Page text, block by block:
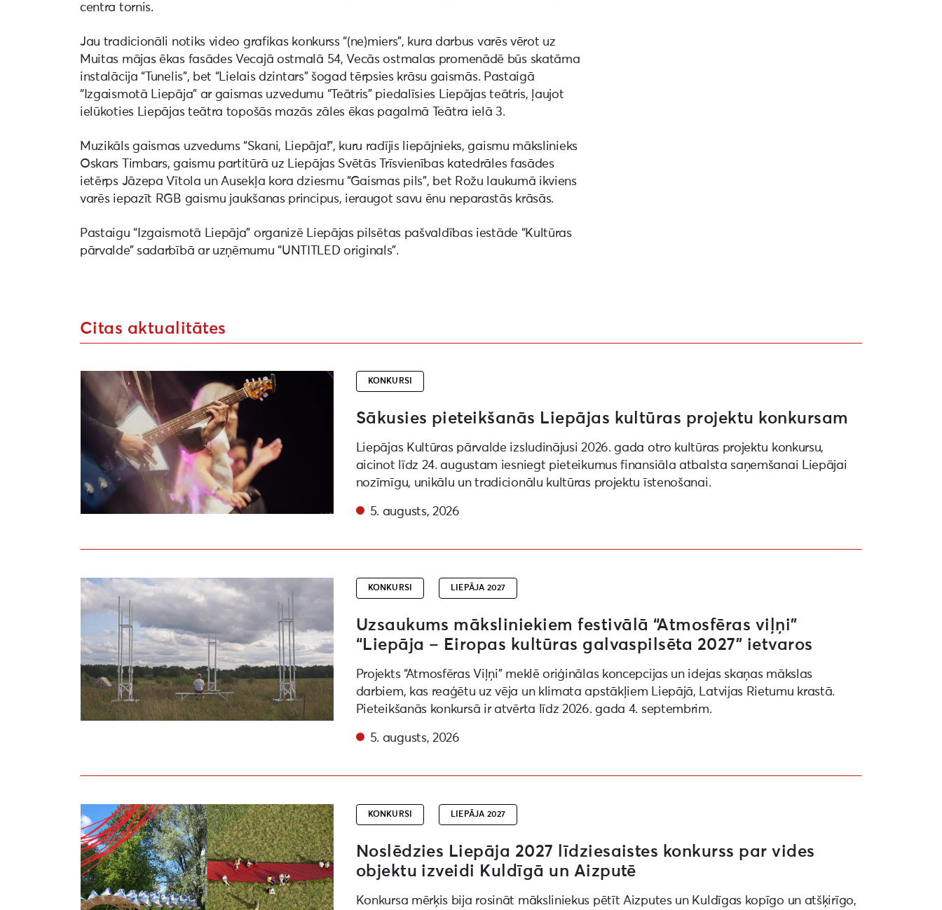
centra tornis.
Jau tradicionāli notiks video grafikas konkurss “(ne)miers”, kura darbus varēs vērot uz
Muitas mājas ēkas fasādes Vecajā ostmalā 54, Vecās ostmalas promenādē būs skatāma
instalācija “Tunelis”, bet “Lielais dzintars” šogad tērpsies krāsu gaismās. Pastaigā
“Izgaismotā Liepāja” ar gaismas uzvedumu “Teātris” piedalīsies Liepājas teātris, ļaujot
ielūkoties Liepājas teātra topošās mazās zāles ēkas pagalmā Teātra ielā 3.
Muzikāls gaismas uzvedums “Skani, Liepāja!”, kuru radījis liepājnieks, gaismu mākslinieks
Oskars Timbars, gaismu partitūrā uz Liepājas Svētās Trīsvienības katedrāles fasādes
ietērps Jāzepa Vītola un Ausekļa kora dziesmu “Gaismas pils”, bet Rožu laukumā ikviens
varēs iepazīt RGB gaismu jaukšanas principus, ieraugot savu ēnu neparastās krāsās.
Pastaigu “Izgaismotā Liepāja” organizē Liepājas pilsētas pašvaldības iestāde “Kultūras
pārvalde” sadarbībā ar uzņēmumu “UNTITLED originals”.‍
Citas aktualitātes
KONKURSI
Sākusies pieteikšanās Liepājas kultūras projektu konkursam
Liepājas Kultūras pārvalde izsludinājusi 2026. gada otro kultūras projektu konkursu,
aicinot līdz 24. augustam iesniegt pieteikumus finansiāla atbalsta saņemšanai Liepājai
nozīmīgu, unikālu un tradicionālu kultūras projektu īstenošanai.
5. augusts, 2026
KONKURSI LIEPĀJA 2027
Uzsaukums māksliniekiem festivālā “Atmosfēras viļņi”
“Liepāja – Eiropas kultūras galvaspilsēta 2027” ietvaros
Projekts “Atmosfēras Viļņi” meklē oriģinālas koncepcijas un idejas skaņas mākslas
darbiem, kas reaģētu uz vēja un klimata apstākļiem Liepājā, Latvijas Rietumu krastā.
Pieteikšanās konkursā ir atvērta līdz 2026. gada 4. septembrim.
5. augusts, 2026
KONKURSI LIEPĀJA 2027
Noslēdzies Liepāja 2027 līdziesaistes konkurss par vides
objektu izveidi Kuldīgā un Aizputē
Konkursa mērķis bija rosināt māksliniekus pētīt Aizputes un Kuldīgas kopīgo un atšķirīgo,